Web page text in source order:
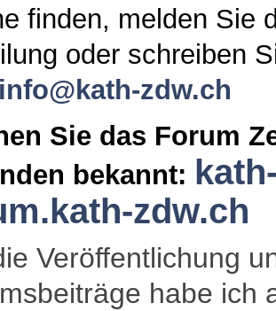
finden, melden Sie
oder schreiben
info@kath-zdw.ch
Sie das Forum
bekannt:
zdw.ch
Veröffentlichung
habe ich